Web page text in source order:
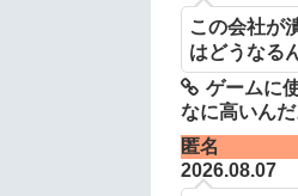
この会社が
はどうなる
ゲームに
なに高いんだ
匿名
2026.08.07